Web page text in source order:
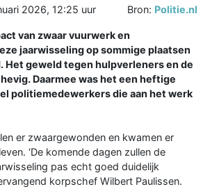
2026, 12:25 uur Bron: Politie.nl
van zwaar vuurwerk en
jaarwisseling op sommige plaatsen
geweld tegen hulpverleners en de
Daarmee was het een heftige
politiemedewerkers die aan het werk
er zwaargewonden en kwamen er
‘De komende dagen zullen de
pas echt goed duidelijk
korpschef Wilbert Paulissen.